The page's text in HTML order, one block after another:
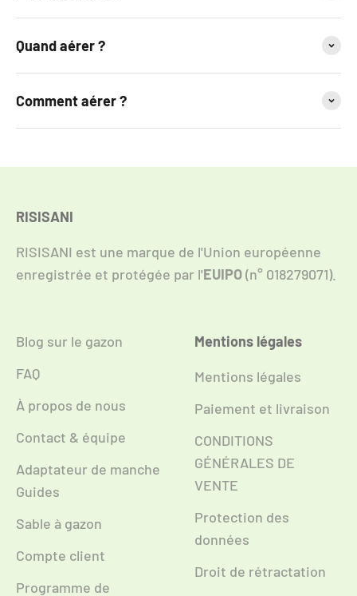
Quand aérer ?
Comment aérer ?
RISISANI
RISISANI est une marque de l'Union européenne
enregistrée et protégée par l'EUIPO(n° 018279071).
Blog sur le gazon
FAQ
À propos de nous
Contact & équipe
Adaptateur de manche
Guides
Sable à gazon
Compte client
Programme de
Mentions légales
Mentions légales
Paiement et livraison
CONDITIONS
GÉNÉRALES DE
VENTE
Protection des
données
Droit de rétractation